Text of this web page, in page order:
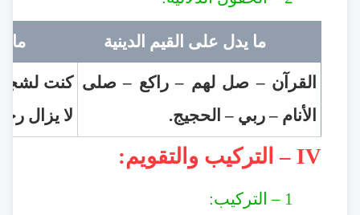
ما يدل على القيم الدينية ما
القرآن – صل لهم – راكع – صلى
الأنام – ربي – الحجيج.
كنت
لا يزال
IV – التركيب والتقويم:
1 – التركيب: